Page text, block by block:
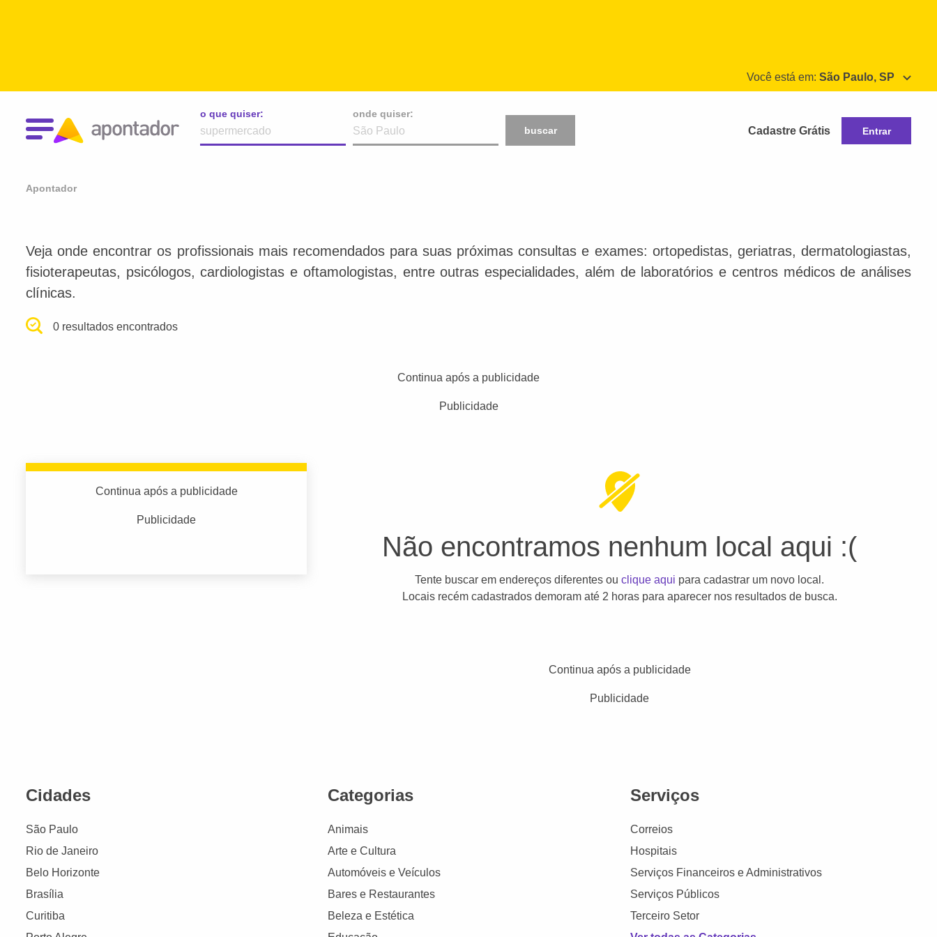
Você está em: São Paulo, SP
o que quiser:
onde quiser:
buscar
Cadastre Grátis Entrar
Apontador
Veja onde encontrar os profissionais mais recomendados para suas próximas consultas e exames: ortopedistas, geriatras, dermatologiastas,
fisioterapeutas, psicólogos, cardiologistas e oftamologistas, entre outras especialidades, além de laboratórios e centros médicos de análises
clínicas.
0 resultados encontrados
Continua após a publicidade
Publicidade
Continua após a publicidade
Publicidade
Não encontramos nenhum local aqui :(
Tente buscar em endereços diferentes ouclique aqui para cadastrar um novo local.
Locais recém cadastrados demoram até 2 horas para aparecer nos resultados de busca.
Continua após a publicidade
Publicidade
Cidades
São Paulo
Rio de Janeiro
Belo Horizonte
Brasília
Curitiba
Categorias
Animais
Arte e Cultura
Automóveis e Veículos
Bares e Restaurantes
Beleza e Estética
Serviços
Correios
Hospitais
Serviços Financeiros e Administrativos
Serviços Públicos
Terceiro Setor